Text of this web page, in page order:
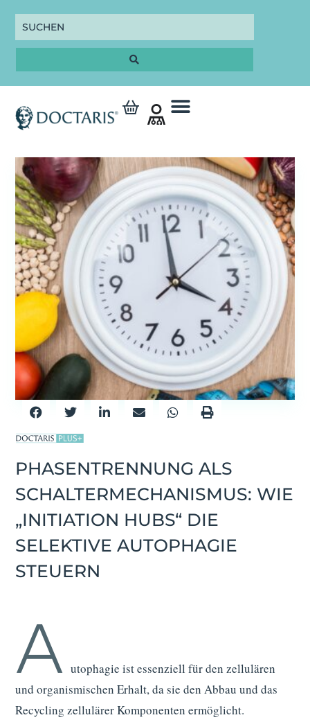
PHASENTRENNUNG ALS
SCHALTERMECHANISMUS: WIE
„INITIATION HUBS“ DIE
SELEKTIVE AUTOPHAGIE
STEUERN
A utophagie ist essenziell für den zellulären
und organismischen Erhalt, da sie den Abbau und das
Recycling zellulärer Komponenten ermöglicht.